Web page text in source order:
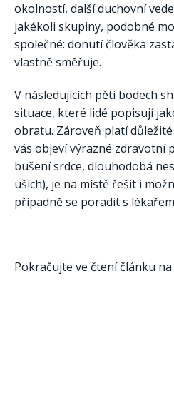
okolností, další duchovní
jakékoli skupiny, podobné
společné: donutí člověka
vlastně směřuje.
V následujících pěti bodech
situace, které lidé popisují
obratu. Zároveň platí
vás objeví výrazné zdravotní
bušení srdce, dlouhodobá
uších), je na místě řešit i
případně se poradit s
Pokračujte ve čtení článku